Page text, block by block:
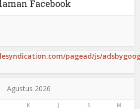
Facebook
pagead/js/
Agustus 2026
K J S M